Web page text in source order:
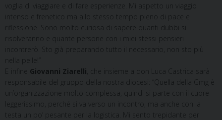
voglia di viaggiare e di fare esperienze. Mi aspetto un viaggio
intenso e frenetico ma allo stesso tempo pieno di pace e
riflessione. Sono molto curiosa di sapere quanti dubbi si
risolveranno e quante persone con i miei stessi pensieri
incontrerò. Sto già preparando tutto il necessario, non sto più
nella pelle!”
E infine Giovanni Ziarelli , che insieme a don Luca Castrica sarà
responsabile del gruppo della nostra diocesi: “Quella della Gmg è
un’organizzazione molto complessa, quindi si parte con il cuore
leggerissimo, perché si va verso un incontro, ma anche con la
testa un po’ pesante per la logistica. Mi sento trepidante per